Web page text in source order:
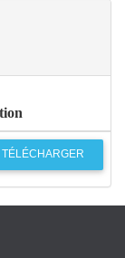
TÉLÉCHARGER